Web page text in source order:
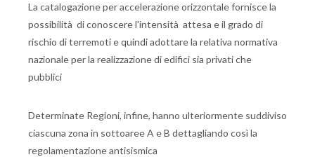
La catalogazione per accelerazione orizzontale fornisce la
possibilità di conoscere l'intensità attesa e il grado di
rischio di terremoti e quindi adottare la relativa normativa
nazionale per la realizzazione di edifici sia privati che
pubblici
Determinate Regioni, infine, hanno ulteriormente suddiviso
ciascuna zona in sottoaree A e B dettagliando così la
regolamentazione antisismica